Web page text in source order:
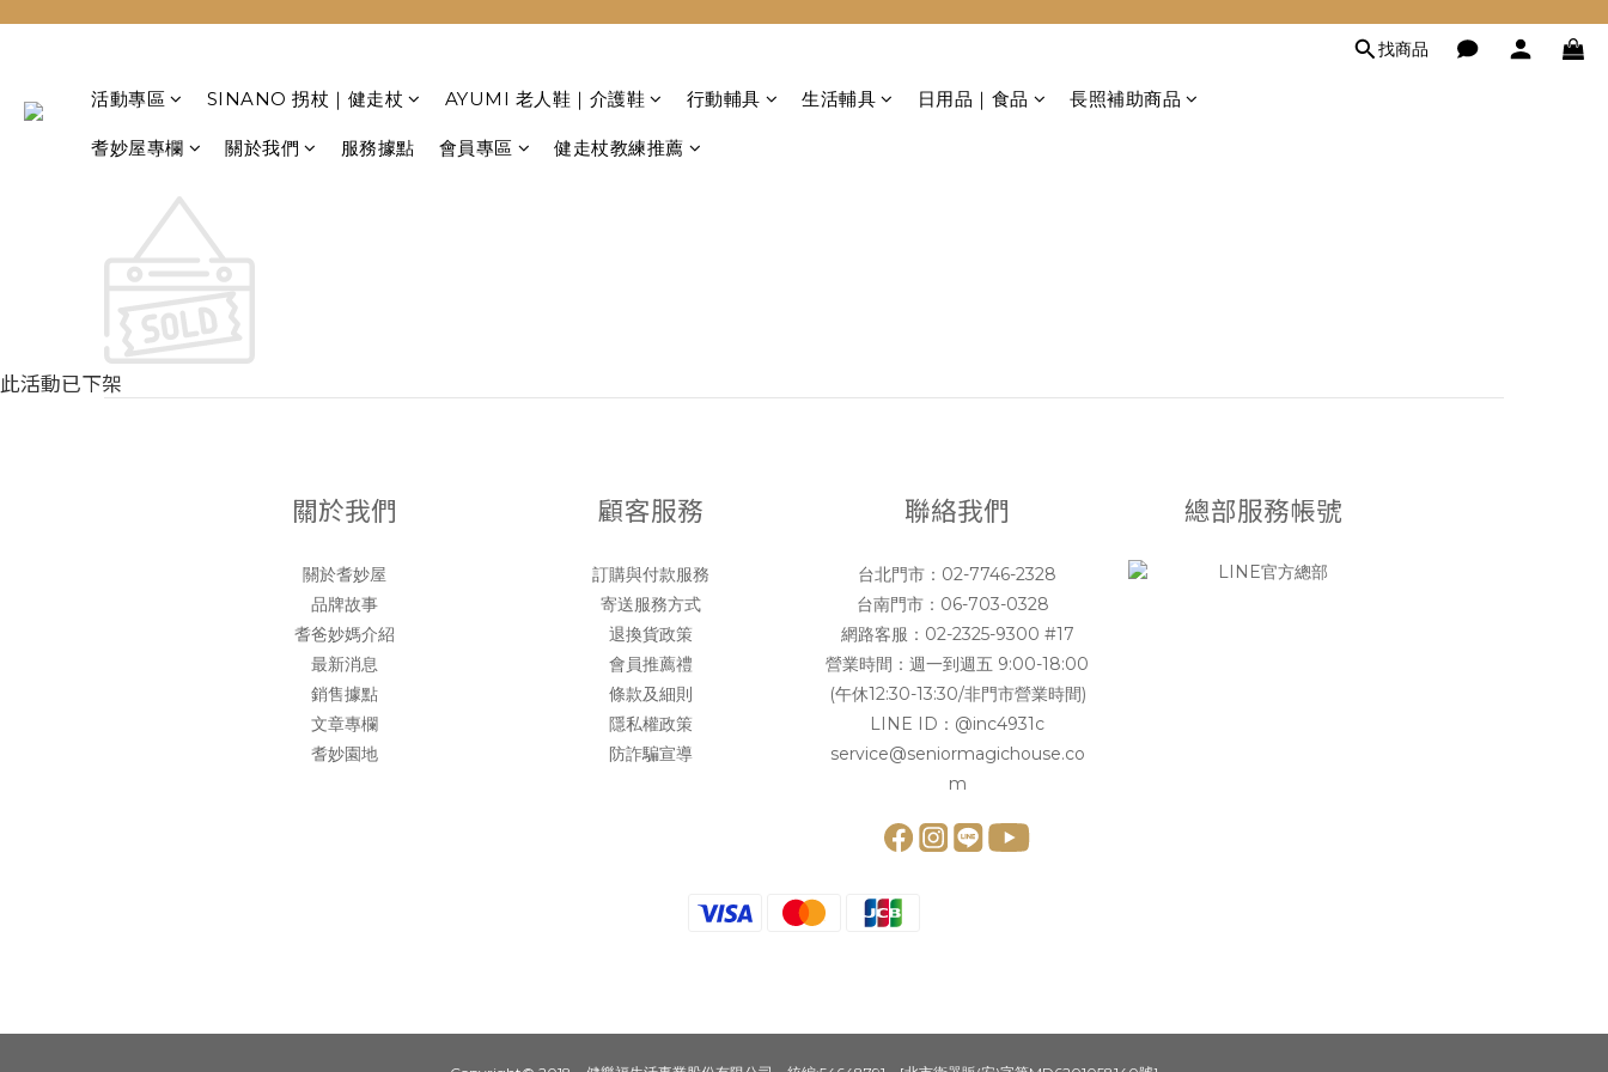
找商品
活動專區 SINANO 拐杖｜健走杖 AYUMI 老人鞋｜介護鞋 行動輔具 生活輔具 日用品｜食品 長照補助商品
耆妙屋專欄 關於我們 服務據點 會員專區 健走杖教練推薦
此活動已下架
關於我們
關於耆妙屋
品牌故事
耆爸妙媽介紹
最新消息
銷售據點
文章專欄
耆妙園地
顧客服務
訂購與付款服務
寄送服務方式
退換貨政策
會員推薦禮
條款及細則
隱私權政策
防詐騙宣導
聯絡我們
台北門市： 02-7746-2328
台南門市： 06-703-0328
網路客服： 02-2325-9300 #17
營業時間：週一到週五 9:00-18:00
(午休12:30-13:30/非門市營業時間)
LINE ID： @inc4931c
service@seniormagichouse.co
m
總部服務帳號